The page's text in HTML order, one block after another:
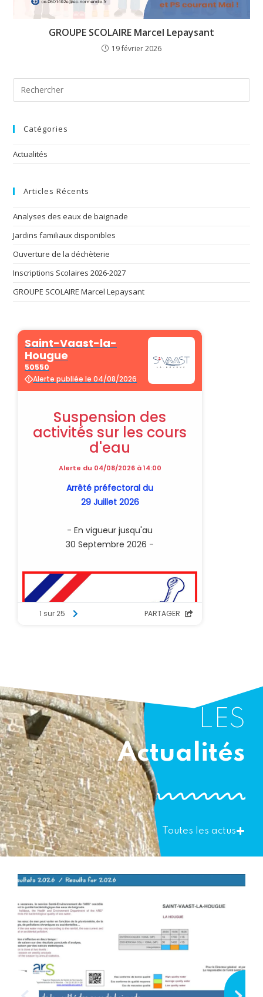
GROUPE SCOLAIRE Marcel Lepaysant
19 février 2026
Catégories
Actualités
Articles Récents
Analyses des eaux de baignade
Jardins familiaux disponibles
Ouverture de la déchèterie
Inscriptions Scolaires 2026-2027
GROUPE SCOLAIRE Marcel Lepaysant
LES
Actualités
Toutes les actus